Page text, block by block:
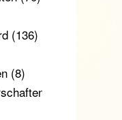
(136)
(8)